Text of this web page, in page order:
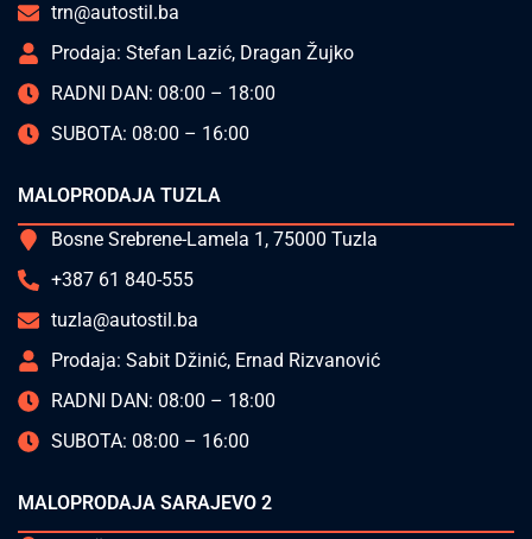
trn@autostil.ba
Prodaja: Stefan Lazić, Dragan Žujko
RADNI DAN: 08:00 – 18:00
SUBOTA: 08:00 – 16:00
MALOPRODAJA TUZLA
Bosne Srebrene-Lamela 1, 75000 Tuzla
+387 61 840-555
tuzla@autostil.ba
Prodaja: Sabit Džinić, Ernad Rizvanović
RADNI DAN: 08:00 – 18:00
SUBOTA: 08:00 – 16:00
MALOPRODAJA SARAJEVO 2